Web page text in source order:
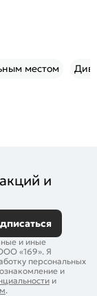
местом
и
и иные
«169». Я
персональных
и
и
.